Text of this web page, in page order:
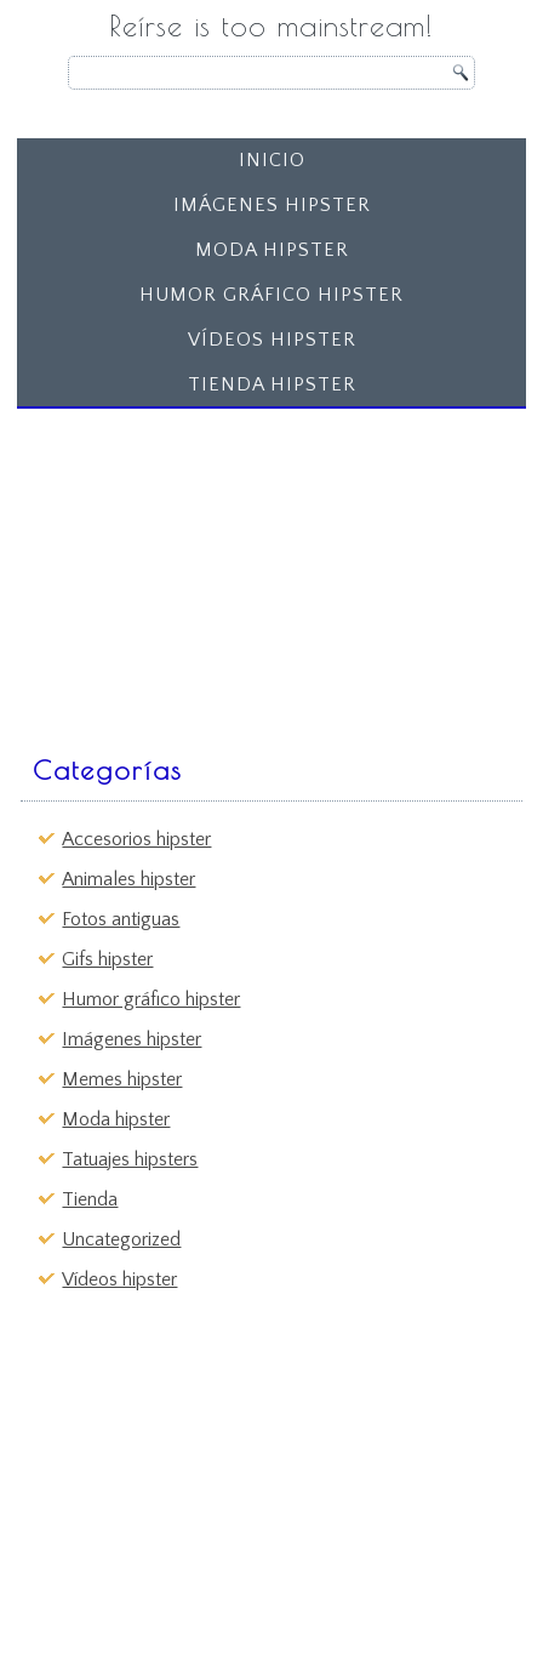
Reírse is too mainstream!
INICIO
IMÁGENES HIPSTER
MODA HIPSTER
HUMOR GRÁFICO HIPSTER
VÍDEOS HIPSTER
TIENDA HIPSTER
Categorías
Accesorios hipster
Animales hipster
Fotos antiguas
Gifs hipster
Humor gráfico hipster
Imágenes hipster
Memes hipster
Moda hipster
Tatuajes hipsters
Tienda
Uncategorized
Vídeos hipster